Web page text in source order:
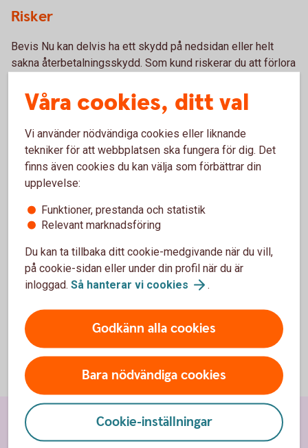
Risker
Bevis Nu kan delvis ha ett skydd på nedsidan eller helt
sakna återbetalningsskydd. Som kund riskerar du att förlora
investering i Bevis är det viktigt att du sätter dig in i de
risker som berör placeringsformen.
Läs mer omrisker
Vad kostar en placering i Bevis Nu?
Kostnaden för en placering i Bevis Nu består av en
förvaltningsavgift på maximalt 1 procent av nominellt
investerat belopp.
Läs mer i en fullständig prislistahär
Våra cookies, ditt val
Vi använder nödvändiga cookies eller liknande
tekniker för att webbplatsen ska fungera för dig. Det
finns även cookies du kan välja som förbättrar din
upplevelse:
Funktioner, prestanda och statistik
Relevant marknadsföring
Du kan ta tillbaka ditt cookie-medgivande när du vill,
på cookie-sidan eller under din profil när du är
inloggad. Så hanterar vi cookies .
Godkänn alla cookies
Bara nödvändiga cookies
Cookie-inställningar
Sidfot
Hitta snabbt